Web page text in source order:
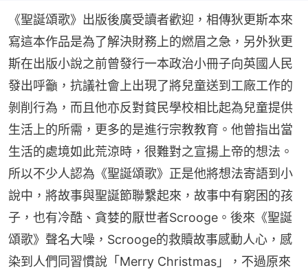
《聖誕頌歌》出版後廣受讀者歡迎，相傳狄更斯本來
寫這本作品是為了解決財務上的燃眉之急，另外狄更
斯在出版小說之前曾發行一本政治小冊子向英國人民
發出呼籲，抗議社會上出現了將兒童送到工廠工作的
剝削行為，而且他亦反對貧民學校相比起為兒童提供
生活上的所需，更多的是進行宗教教育。他曾指出當
生活的處境如此荒涼時，很難對之宣揚上帝的想法。
所以不少人認為《聖誕頌歌》正是他將想法寄語到小
說中，將故事與聖誕節聯繫起來，故事中有窮困的孩
子，也有冷酷、貪婪的厭世者Scrooge。後來《聖誕
頌歌》聲名大噪，Scrooge的救贖故事感動人心，感
染到人們同習慣說「Merry Christmas」，不過原來